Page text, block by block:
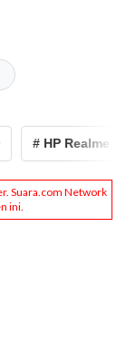
# HP Realme